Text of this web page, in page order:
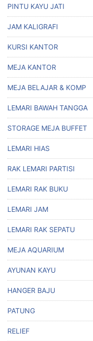
PINTU KAYU JATI
JAM KALIGRAFI
KURSI KANTOR
MEJA KANTOR
MEJA BELAJAR & KOMP
LEMARI BAWAH TANGGA
STORAGE MEJA BUFFET
LEMARI HIAS
RAK LEMARI PARTISI
LEMARI RAK BUKU
LEMARI JAM
LEMARI RAK SEPATU
MEJA AQUARIUM
AYUNAN KAYU
HANGER BAJU
PATUNG
RELIEF